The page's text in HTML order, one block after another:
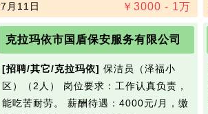
￥ 3000 - 1万
7月11日
克拉玛依市国盾保安服务有限公司
[招聘/其它/克拉玛依] 保洁员（泽福小
区）（2人） 岗位要求：工作认真负责，
能吃苦耐劳。 薪酬待遇：4000元/月，缴